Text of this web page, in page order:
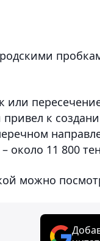
или
к
11 800
можно